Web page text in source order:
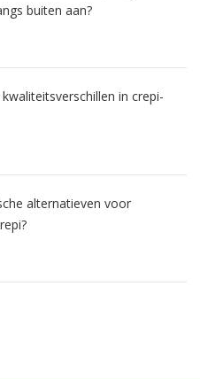
buiten aan?
in crepi-
alternatieven voor